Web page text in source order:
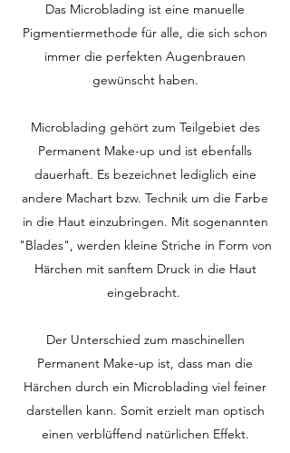
Das Microblading ist eine manuelle
Pigmentiermethode für alle, die sich schon
immer die perfekten Augenbrauen
gewünscht haben.
Microblading gehört zum Teilgebiet des
Permanent Make-up und ist ebenfalls
dauerhaft. Es bezeichnet lediglich eine
andere Machart bzw. Technik um die Farbe
in die Haut einzubringen. Mit sogenannten
"Blades", werden kleine Striche in Form von
Härchen mit sanftem Druck in die Haut
eingebracht.
Der Unterschied zum maschinellen
Permanent Make-up ist, dass man die
Härchen durch ein Microblading viel feiner
darstellen kann. Somit erzielt man optisch
einen verblüffend natürlichen Effekt.